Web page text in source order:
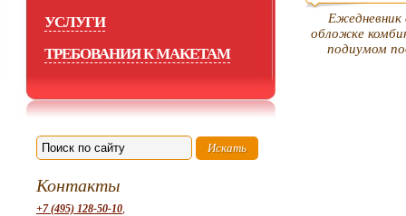
УСЛУГИ
ТРЕБОВАНИЯ К МАКЕТАМ
Контакты
+7 (495) 128-50-10,
Ежедневник
обложке
подиумом